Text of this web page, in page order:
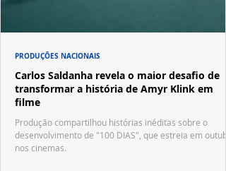
Carlos Saldanha revela o maior desafio de
transformar a história de Amyr Klink em
filme
Produção compartilhou histórias inéditas sobre o
desenvolvimento de "100 DIAS", que estreia em
nos cinemas.
PRODUÇÕES NACIONAIS